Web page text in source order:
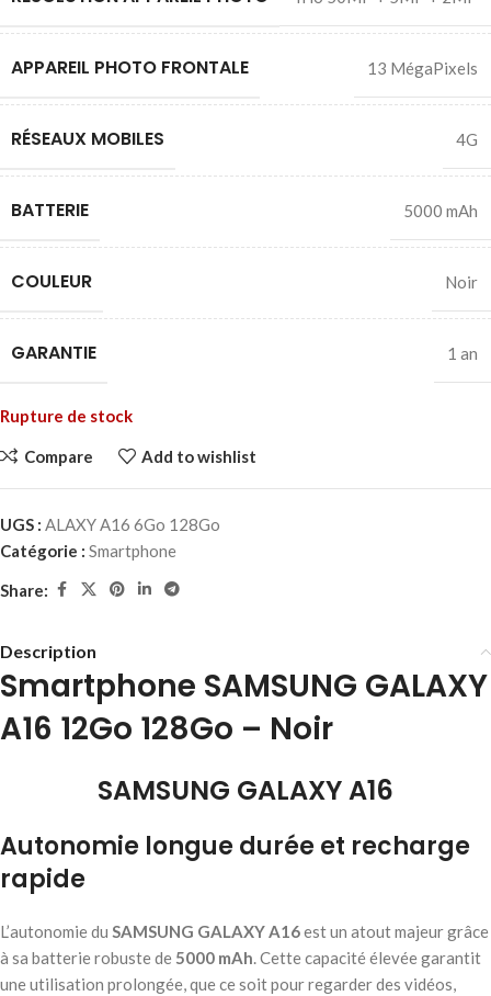
APPAREIL PHOTO FRONTALE 13 MégaPixels
RÉSEAUX MOBILES 4G
BATTERIE 5000 mAh
COULEUR Noir
GARANTIE 1 an
Rupture de stock
Compare Add to wishlist
UGS : ALAXY A16 6Go 128Go
Catégorie : Smartphone
Share:
Description
Smartphone SAMSUNG GALAXY
A16 12Go 128Go – Noir
SAMSUNG GALAXY A16
Autonomie longue durée et recharge
rapide
L’autonomie du SAMSUNG GALAXY A16est un atout majeur grâce
à sa batterie robuste de 5000 mAh. Cette capacité élevée garantit
une utilisation prolongée, que ce soit pour regarder des vidéos,